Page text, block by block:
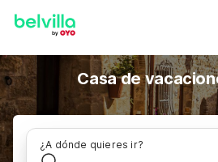
Casa de
¿A dónde quieres ir?